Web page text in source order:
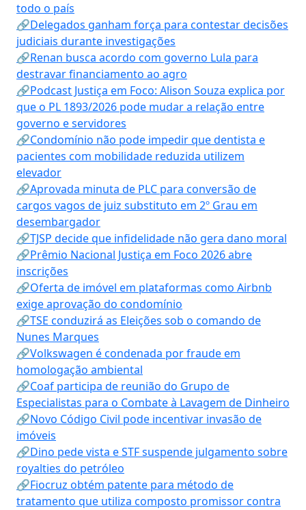
todo o país
🔗Delegados ganham força para contestar decisões
judiciais durante investigações
🔗Renan busca acordo com governo Lula para
destravar financiamento ao agro
🔗Podcast Justiça em Foco: Alison Souza explica por
que o PL 1893/2026 pode mudar a relação entre
governo e servidores
🔗Condomínio não pode impedir que dentista e
pacientes com mobilidade reduzida utilizem
elevador
🔗Aprovada minuta de PLC para conversão de
cargos vagos de juiz substituto em 2º Grau em
desembargador
🔗TJSP decide que infidelidade não gera dano moral
🔗Prêmio Nacional Justiça em Foco 2026 abre
inscrições
🔗Oferta de imóvel em plataformas como Airbnb
exige aprovação do condomínio
🔗TSE conduzirá as Eleições sob o comando de
Nunes Marques
🔗Volkswagen é condenada por fraude em
homologação ambiental
🔗Coaf participa de reunião do Grupo de
Especialistas para o Combate à Lavagem de Dinheiro
🔗Novo Código Civil pode incentivar invasão de
imóveis
🔗Dino pede vista e STF suspende julgamento sobre
royalties do petróleo
🔗Fiocruz obtém patente para método de
tratamento que utiliza composto promissor contra